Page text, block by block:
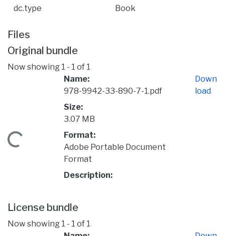
dc.type Book
Files
Original bundle
Now showing 1 - 1 of 1
Loading...
Name:
978-9942-33-890-7-1.pdf
Size:
3.07 MB
Format:
Adobe Portable Document
Format
Description:
Down
load
License bundle
Now showing 1 - 1 of 1